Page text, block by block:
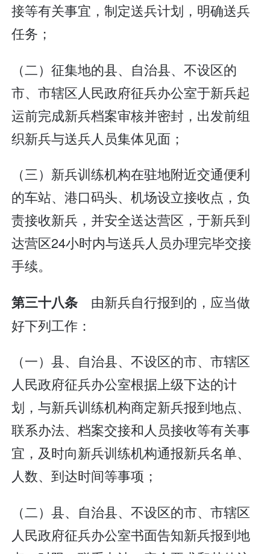
接等有关事宜，制定送兵计划，明确送兵
任务；
（二）征集地的县、自治县、不设区的
市、市辖区人民政府征兵办公室于新兵起
运前完成新兵档案审核并密封，出发前组
织新兵与送兵人员集体见面；
（三）新兵训练机构在驻地附近交通便利
的车站、港口码头、机场设立接收点，负
责接收新兵，并安全送达营区，于新兵到
达营区24小时内与送兵人员办理完毕交接
手续。
第三十八条 由新兵自行报到的，应当做
好下列工作：
（一）县、自治县、不设区的市、市辖区
人民政府征兵办公室根据上级下达的计
划，与新兵训练机构商定新兵报到地点、
联系办法、档案交接和人员接收等有关事
宜，及时向新兵训练机构通报新兵名单、
人数、到达时间等事项；
（二）县、自治县、不设区的市、市辖区
人民政府征兵办公室书面告知新兵报到地